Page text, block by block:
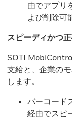
由でアプリ
よび削除可
スピーディかつ
SOTI
支給と、企業の
します。
バーコード
経由でスピ